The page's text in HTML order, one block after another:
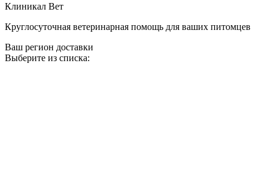
Клиникал Вет
Круглосуточная ветеринарная помощь для ваших питомцев
Ваш регион доставки
Выберите из списка: